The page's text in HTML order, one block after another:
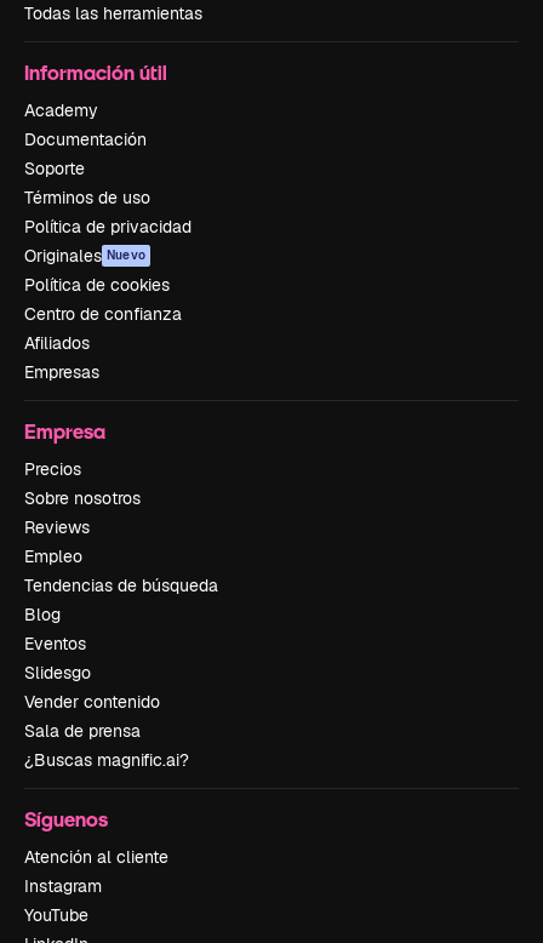
Todas las herramientas
Información útil
Academy
Documentación
Soporte
Términos de uso
Política de privacidad
Originales Nuevo
Política de cookies
Centro de confianza
Afiliados
Empresas
Empresa
Precios
Sobre nosotros
Reviews
Empleo
Tendencias de búsqueda
Blog
Eventos
Slidesgo
Vender contenido
Sala de prensa
¿Buscas magnific.ai?
Síguenos
Atención al cliente
Instagram
YouTube